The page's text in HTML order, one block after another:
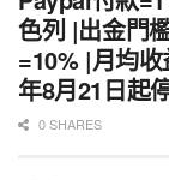
色列 |出金門
=10% |月均
年8月21日起
0 SHARES